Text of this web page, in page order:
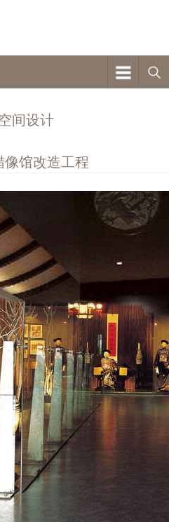
间设计
像馆改造工程